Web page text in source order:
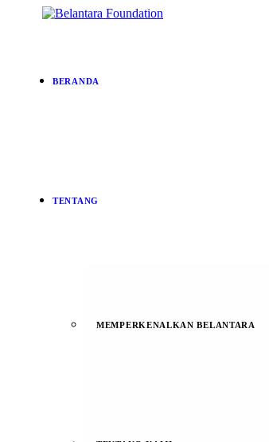
BERANDA
TENTANG
MEMPERKENALKAN BELANTARA